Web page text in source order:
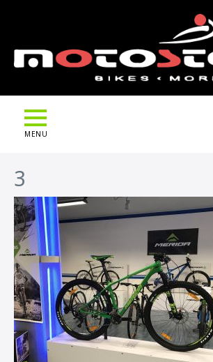
MENU
3